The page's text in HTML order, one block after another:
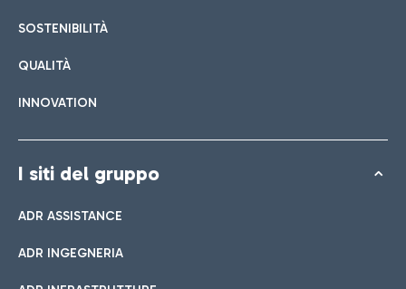
SOSTENIBILITÀ
QUALITÀ
INNOVATION
I siti del gruppo
ADR ASSISTANCE
ADR INGEGNERIA